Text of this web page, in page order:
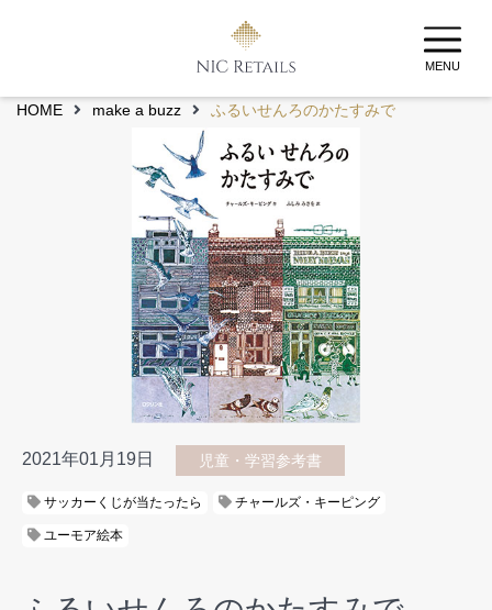
MENU
HOME make a buzz ふるいせんろのかたすみで
2021年01月19日 児童・学習参考書
サッカーくじが当たったら チャールズ・キーピング
ユーモア絵本